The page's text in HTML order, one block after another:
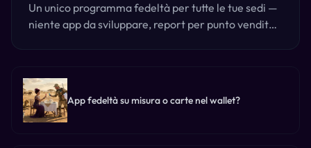
Un unico programma fedeltà per tutte le tue sedi —
niente app da sviluppare, report per punto vendita,
App fedeltà su misura o carte nel wallet?